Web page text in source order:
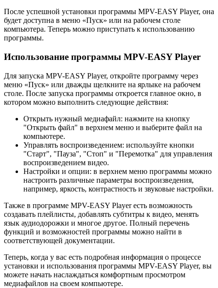
После успешной установки программы MPV-EASY Player, она
будет доступна в меню «Пуск» или на рабочем столе
компьютера. Теперь можно приступать к использованию
программы.
Использование программы MPV-EASY Player
Для запуска MPV-EASY Player, откройте программу через
меню «Пуск» или дважды щелкните на ярлыке на рабочем
столе. После запуска программы откроется главное окно, в
котором можно выполнить следующие действия:
Открыть нужный медиафайл: нажмите на кнопку
"Открыть файл" в верхнем меню и выберите файл на
компьютере.
Управлять воспроизведением: используйте кнопки
"Старт", "Пауза", "Стоп" и "Перемотка" для управления
воспроизведением видео.
Настройки и опции: в верхнем меню программы можно
настроить различные параметры воспроизведения,
например, яркость, контрастность и звуковые настройки.
Также в программе MPV-EASY Player есть возможность
создавать плейлисты, добавлять субтитры к видео, менять
язык аудиодорожки и многое другое. Полный перечень
функций и возможностей программы можно найти в
соответствующей документации.
Теперь, когда у вас есть подробная информация о процессе
установки и использования программы MPV-EASY Player, вы
можете начать наслаждаться комфортным просмотром
медиафайлов на своем компьютере.